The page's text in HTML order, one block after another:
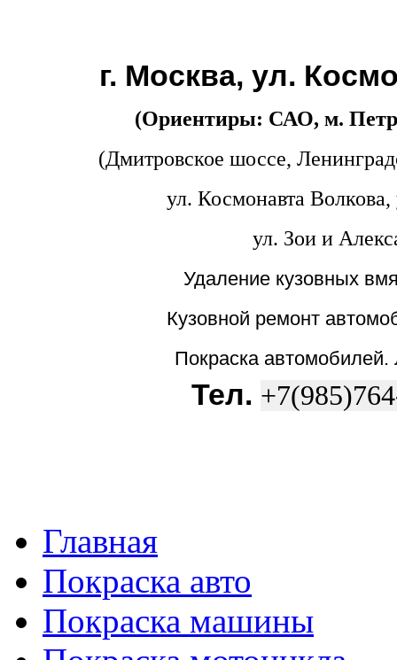
г. Москва, ул.
(Ориентиры: САО, м.
(Дмитровское шоссе,
ул. Космонавта
ул. Зои и
Удаление кузовных
Кузовной ремонт
Покраска
Тел.
Главная
Покраска авто
Покраска машины